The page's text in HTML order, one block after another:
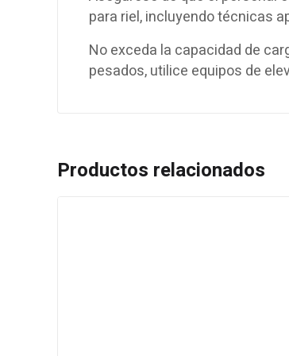
para riel, incluyendo técnicas
No exceda la capacidad de
pesados, utilice equipos de
Productos relacionados